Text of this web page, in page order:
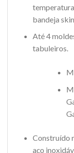
bandeja
Até 4
tabuleiros.
Construído
aço